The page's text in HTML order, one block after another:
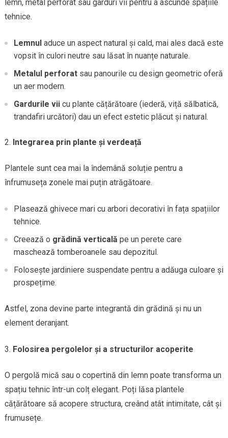
lemn, metal perforat sau garduri vii pentru a ascunde spațiile
tehnice.
Lemnuladuce un aspect natural și cald, mai ales dacă este
vopsit în culori neutre sau lăsat în nuanțe naturale.
Metalul perforatsau panourile cu design geometric oferă
un aer modern.
Gardurile viicu plante cățărătoare (iederă, viță sălbatică,
trandafiri urcători) dau un efect estetic plăcut și natural.
Integrarea prin plante și verdeață
Plantele sunt cea mai la îndemână soluție pentru a
înfrumuseța zonele mai puțin atrăgătoare.
Plasează ghivece mari cu arbori decorativi în fața spațiilor
tehnice.
Creează o grădină verticală pe un perete care
maschează tomberoanele sau depozitul.
Folosește jardiniere suspendate pentru a adăuga culoare și
prospețime.
Astfel, zona devine parte integrantă din grădină și nu un
element deranjant.
Folosirea pergolelor și a structurilor acoperite
O pergolă mică sau o copertină din lemn poate transforma un
spațiu tehnic într-un colț elegant. Poți lăsa plantele
cățărătoare să acopere structura, creând atât intimitate, cât și
frumusețe.